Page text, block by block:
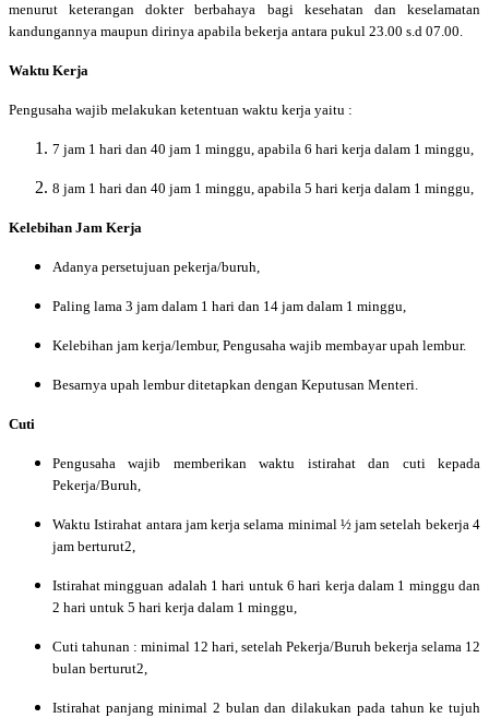
menurut keterangan dokter berbahaya bagi kesehatan dan keselamatan
kandungannya maupun dirinya apabila bekerja antara pukul 23.00 s.d 07.00.
Waktu Kerja
Pengusaha wajib melakukan ketentuan waktu kerja yaitu :
7 jam 1 hari dan 40 jam 1 minggu, apabila 6 hari kerja dalam 1 minggu,
8 jam 1 hari dan 40 jam 1 minggu, apabila 5 hari kerja dalam 1 minggu,
Kelebihan Jam Kerja
Adanya persetujuan pekerja/buruh,
Paling lama 3 jam dalam 1 hari dan 14 jam dalam 1 minggu,
Kelebihan jam kerja/lembur, Pengusaha wajib membayar upah lembur.
Besarnya upah lembur ditetapkan dengan Keputusan Menteri.
Cuti
Pengusaha wajib memberikan waktu istirahat dan cuti kepada
Pekerja/Buruh,
Waktu Istirahat antara jam kerja selama minimal ½ jam setelah bekerja 4
jam berturut2,
Istirahat mingguan adalah 1 hari untuk 6 hari kerja dalam 1 minggu dan
2 hari untuk 5 hari kerja dalam 1 minggu,
Cuti tahunan : minimal 12 hari, setelah Pekerja/Buruh bekerja selama 12
bulan berturut2,
Istirahat panjang minimal 2 bulan dan dilakukan pada tahun ke tujuh